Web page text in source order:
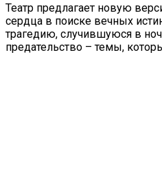
Театр предлагает новую
сердца в поиске вечных
трагедию, случившуюся в
предательство – темы,